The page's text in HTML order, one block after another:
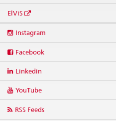
ElViS
media
Instagram
Facebook
Linkedin
YouTube
RSS Feeds